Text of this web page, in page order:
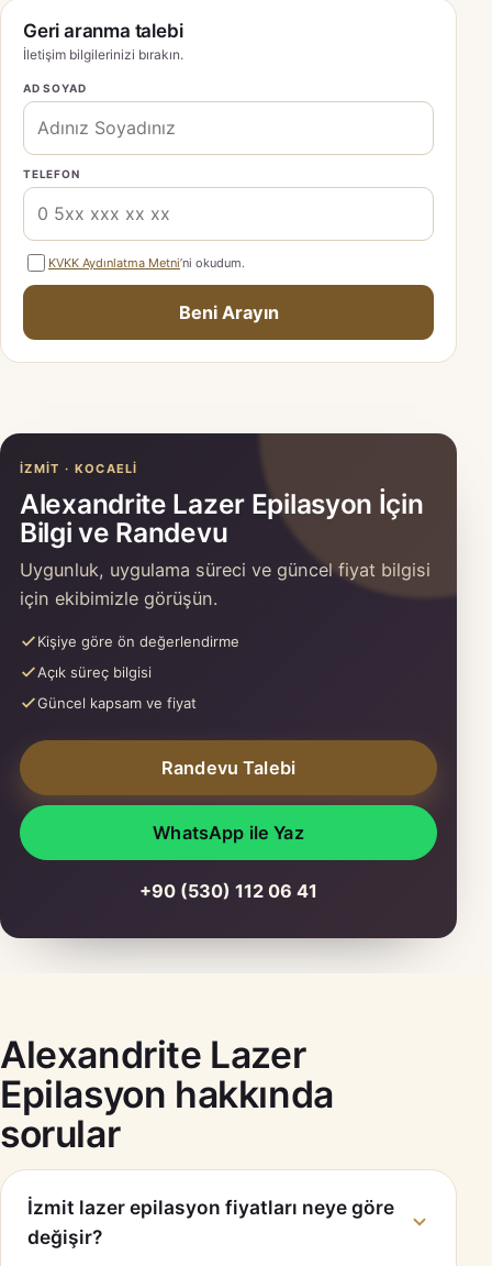
Geri aranma talebi
İletişim bilgilerinizi bırakın.
AD SOYAD
TELEFON
KVKK Aydınlatma Metni’ni okudum.
Beni Arayın
İZMIT · KOCAELI
Alexandrite Lazer Epilasyon İçin
Bilgi ve Randevu
Uygunluk, uygulama süreci ve güncel fiyat bilgisi
için ekibimizle görüşün.
Kişiye göre ön değerlendirme
Açık süreç bilgisi
Güncel kapsam ve fiyat
Randevu Talebi
WhatsApp ile Yaz
+90 (530) 112 06 41
Alexandrite Lazer
Epilasyon hakkında
sorular
İzmit lazer epilasyon fiyatları neye göre
değişir?